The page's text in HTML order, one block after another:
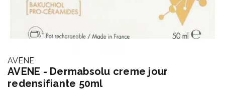
AVENE
AVENE - Dermabsolu creme jour
redensifiante 50ml